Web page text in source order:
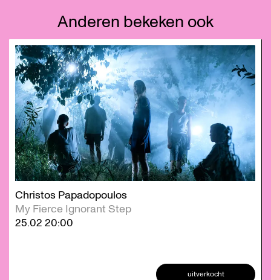
Anderen bekeken ook
Overslaan
Christos Papadopoulos
My Fierce Ignorant Step
25.02 20:00
uitverkocht